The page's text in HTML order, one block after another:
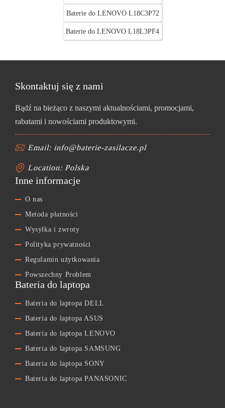
Baterie do LENOVO L18C3P72
Baterie do LENOVO L18L3PF4
Skontaktuj się z nami
Bądź na bieżąco z naszymi aktualnościami, promocjami,
rabatami i nowościami produktowymi.
Email: info@baterie-zasilacze.pl
Location: Polska
Inne informacje
O nas
Metoda płatności
Wysyłka i zwroty
Polityka prywatności
Regulamin użytkowania
Powszechny Problem
Bateria do laptopa
Bateria do laptopa DELL
Bateria do laptopa ASUS
Bateria do laptopa LENOVO
Bateria do laptopa SAMSUNG
Bateria do laptopa SONY
Bateria do laptopa PANASONIC